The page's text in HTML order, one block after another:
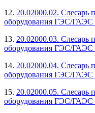
12. 20.02000.02. Слесарь
оборудования ГЭС/ГАЭС
13. 20.02000.03. Слесарь
оборудования ГЭС/ГАЭС
14. 20.02000.04. Слесарь
оборудования ГЭС/ГАЭС
15. 20.02000.05. Слесарь
оборудования ГЭС/ГАЭС